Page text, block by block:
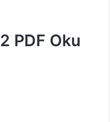
PDF Oku